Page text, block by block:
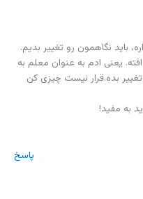
باید نگاهمون رو تغییر بدیم.
یعنی ادم به عنوان معلم به
بده.قرار نیست چیزی کن
به مفید!
پاسخ